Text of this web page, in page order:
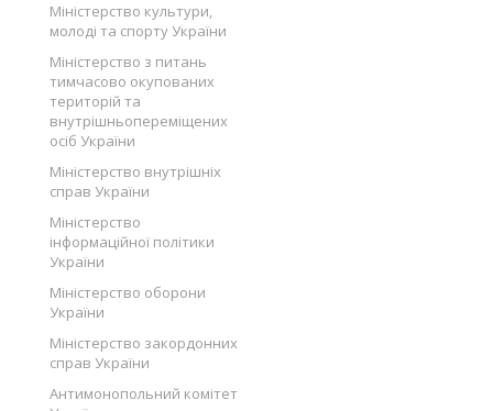
Міністерство культури,
молоді та спорту України
Міністерство з питань
тимчасово окупованих
територій та
внутрішньопереміщених
осіб України
Міністерство внутрішніх
справ України
Міністерство
інформаційної політики
України
Міністерство оборони
України
Міністерство закордонних
справ України
Антимонопольний комітет